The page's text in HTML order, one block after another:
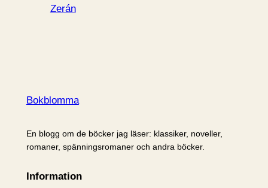
Zerán
Bokblomma
En blogg om de böcker jag läser: klassiker, noveller,
romaner, spänningsromaner och andra böcker.
Information